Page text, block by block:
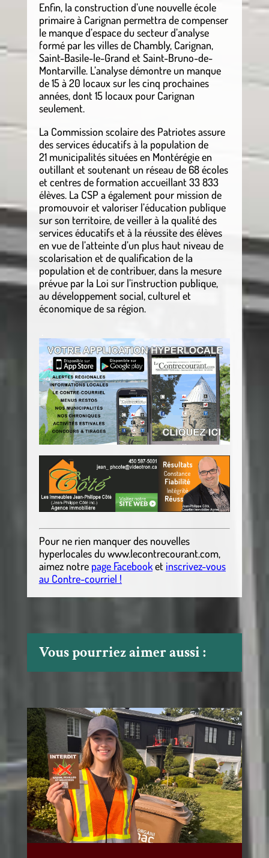
Enfin, la construction d’une nouvelle école
primaire à Carignan permettra de compenser
le manque d’espace du secteur d’analyse
formé par les villes de Chambly, Carignan,
Saint-Basile-le-Grand et Saint-Bruno-de-
Montarville. L’analyse démontre un manque
de 15 à 20 locaux sur les cinq prochaines
années, dont 15 locaux pour Carignan
seulement.
La Commission scolaire des Patriotes assure
des services éducatifs à la population de
21 municipalités situées en Montérégie en
outillant et soutenant un réseau de 68 écoles
et centres de formation accueillant 33 833
élèves. La CSP a également pour mission de
promouvoir et valoriser l’éducation publique
sur son territoire, de veiller à la qualité des
services éducatifs et à la réussite des élèves
en vue de l’atteinte d’un plus haut niveau de
scolarisation et de qualification de la
population et de contribuer, dans la mesure
prévue par la Loi sur l’instruction publique,
au développement social, culturel et
économique de sa région.
Pour ne rien manquer des nouvelles
hyperlocalesdu www.lecontrecourant.com,
aimez notre page Facebooket inscrivez-vous
au Contre-courriel !
Vous pourriez aimer aussi :